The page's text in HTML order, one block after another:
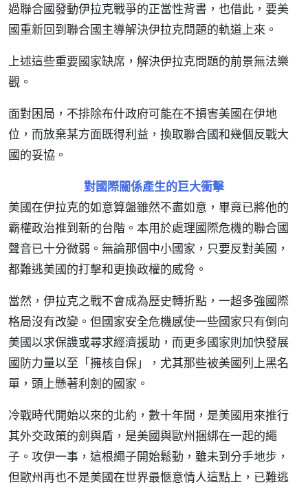
過聯合國發動伊拉克戰爭的正當性背書，也借此，要美
國重新回到聯合國主導解決伊拉克問題的軌道上來。
上述這些重要國家缺席，解決伊拉克問題的前景無法樂
觀。
面對困局，不排除布什政府可能在不損害美國在伊地
位，而放棄某方面既得利益，換取聯合國和幾個反戰大
國的妥協。
對國際關係產生的巨大衝擊
美國在伊拉克的如意算盤雖然不盡如意，畢竟已將他的
霸權政治推到新的台階。本用於處理國際危機的聯合國
聲音已十分微弱。無論那個中小國家，只要反對美國，
都難逃美國的打擊和更換政權的威脅。
當然，伊拉克之戰不會成為歷史轉折點，一超多強國際
格局沒有改變。但國家安全危機感使一些國家只有倒向
美國以求保謢或尋求經濟援助，而更多國家則加快發展
國防力量以至「擁核自保」，尤其那些被美國列上黑名
單，頭上懸著利劍的國家。
冷戰時代開始以來的北約，數十年間，是美國用來推行
其外交政策的劍與盾，是美國與歐州捆綁在一起的繩
子。攻伊一事，這根繩子開始鬆動，雖未到分手地步，
但歐州再也不是美國在世界最愜意情人這點上，已難逃